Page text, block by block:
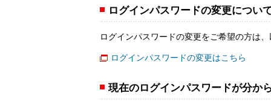
ログインパスワードの変更につい
ログインパスワードの変更をご希望の方は
ログインパスワードの変更はこちら
現在のログインパスワードが分か